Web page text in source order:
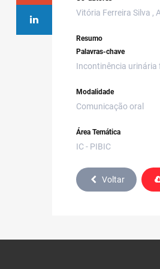
Vitória Ferreira Silva ,
Resumo
Palavras-chave
Incontinência urinária
Modalidade
Comunicação oral
Área Temática
IC - PIBIC
Voltar